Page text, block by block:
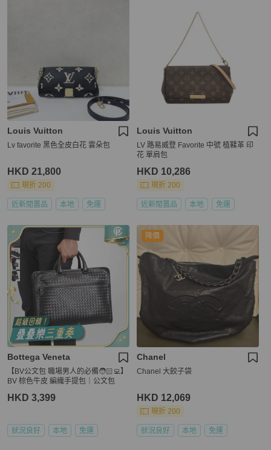
Louis Vuitton
Lv favorite 黑色全皮白花 雲朵包
HKD 21,800
現折 200
近新閒置品 本地 免運
Louis Vuitton
LV 路易威登 Favorite 中號 植鞣革 印
花 單肩包
HKD 10,286
現折 200
近新閒置品 本地 免運
Bottega Veneta
【BV公文包 職場男人的必備🧑🏻‍💻】
BV 棕色牛皮 編織手提包｜公文包
HKD 3,399
狀況良好 本地 免運
降價
Chanel
Chanel 大餃子袋
HKD 12,069
現折 200
狀況良好 本地 免運